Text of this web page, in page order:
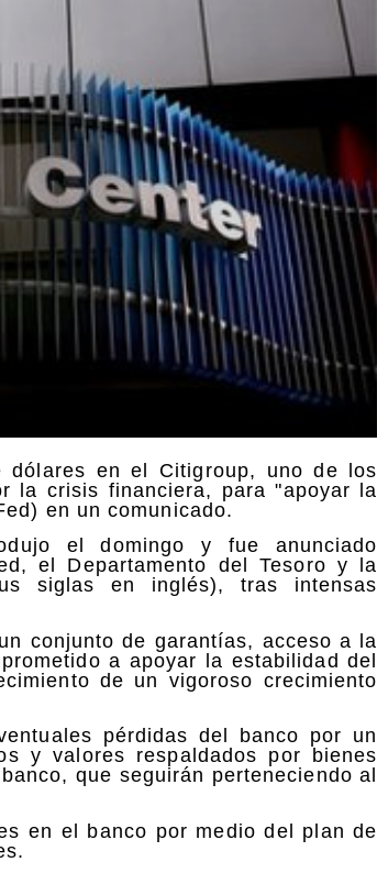
dólares en el Citigroup, uno de los
la crisis financiera, para "apoyar la
en un comunicado.
el domingo y fue anunciado
el Departamento del Tesoro y la
siglas en inglés), tras intensas
conjunto de garantías, acceso a la
a apoyar la estabilidad del
de un vigoroso crecimiento
pérdidas del banco por un
y valores respaldados por bienes
que seguirán perteneciendo al
en el banco por medio del plan de